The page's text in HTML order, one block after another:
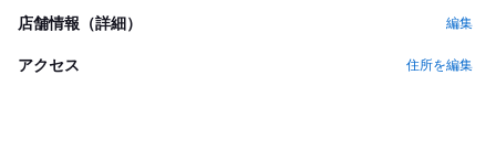
店舗情報（詳細） 編集
アクセス 住所を編集